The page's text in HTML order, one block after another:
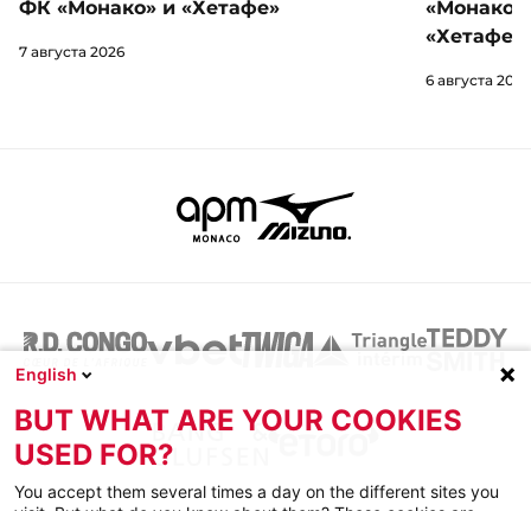
ФК «Монако» и «Хетафе»
7 августа 2026
«Хетафе»
6 августа 2026
English
BUT WHAT ARE YOUR COOKIES
USED FOR?
You accept them several times a day on the different sites you